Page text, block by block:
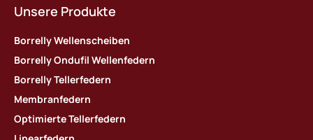
Unsere Produkte
Borrelly Wellenscheiben
Borrelly Ondufil Wellenfedern
Borrelly Tellerfedern
Membranfedern
Optimierte Tellerfedern